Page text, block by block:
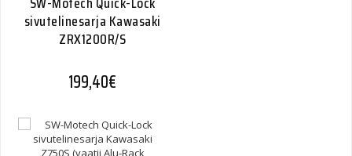
sivutelinesarja Kawasaki
ZRX1200R/S
199,40€